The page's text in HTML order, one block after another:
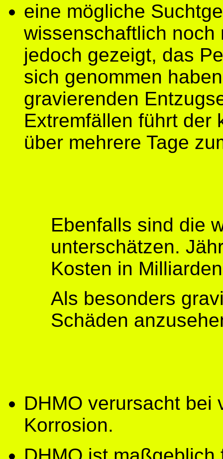
eine mögliche
wissenschaftlich
jedoch gezeigt, das
sich genommen
gravierenden
Extremfällen führt der
über mehrere Tage
Ebenfalls sind die
unterschätzen.
Kosten in
Als besonders
Schäden
DHMO verursacht bei
Korrosion.